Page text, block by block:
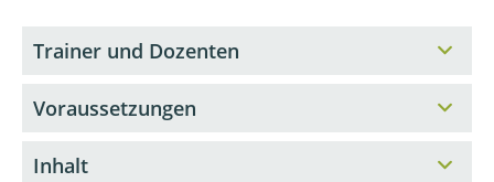
Trainer und Dozenten
Voraussetzungen
Inhalt